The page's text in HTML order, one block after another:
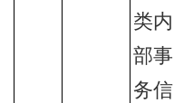
类内
部事
务信